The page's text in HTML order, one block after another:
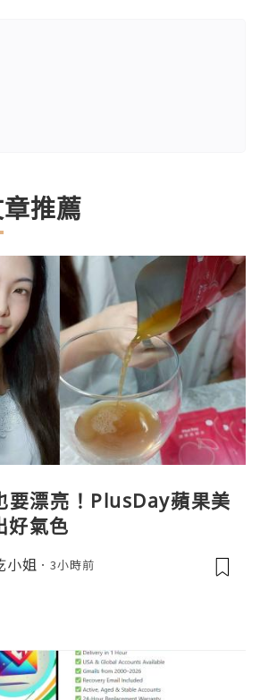
推薦
要漂亮！PlusDay蘋果美
好氣色
小姐 3小時前